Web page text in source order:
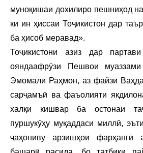
муноқишаи дохилиро пешниҳод
ки ин ҳиссаи Тоҷикистон дар
ба ҳисоб меравад».
Тоҷикистони азиз дар
ояндаафрӯзи Пешвои
Эмомалӣ Раҳмон, аз файзи
сарҷамъӣ ва фаъолияти
халқи кишвар ба остонаи
пуршукӯҳу муқаддаси миллӣ,
ҷаҳониву арзишҳои фарҳангӣ